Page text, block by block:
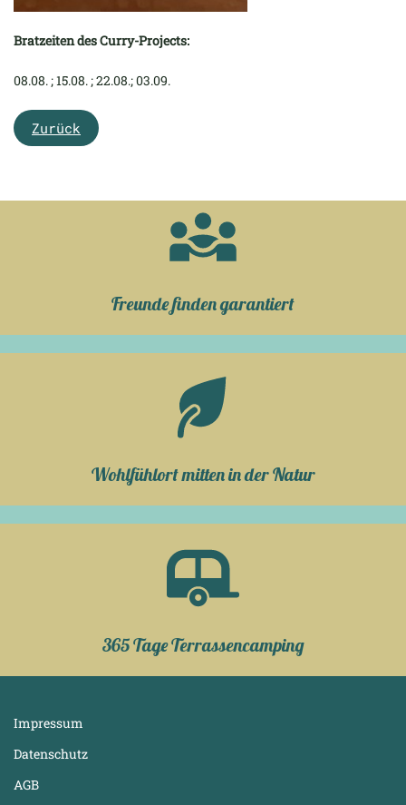
Bratzeiten des Curry-Projects:
08.08. ; 15.08. ; 22.08.; 03.09.
Zurück
Freunde finden garantiert
Wohlfühlort mitten in der Natur
365 Tage Terrassencamping
Impressum
Datenschutz
AGB